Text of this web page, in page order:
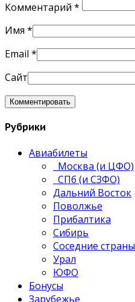
Комментарий *
Имя *
Email *
Сайт
Рубрики
Авиабилеты
Москва (и ЦФО)
СПб (и СЗФО)
Дальний Восток
Поволжье
Прибалтика
Сибирь
Соседние страны
Урал
ЮФО
Бонусы
Зарубежье